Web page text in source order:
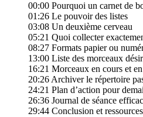
00:00 Pourquoi un carnet de
01:26 Le pouvoir des listes
03:08 Un deuxième cerveau
05:21 Quoi collecter
08:27 Formats papier ou
13:00 Liste des morceaux
16:21 Morceaux en cours et
20:26 Archiver le répertoire
24:21 Plan d’action pour
26:36 Journal de séance
29:44 Conclusion et ressources